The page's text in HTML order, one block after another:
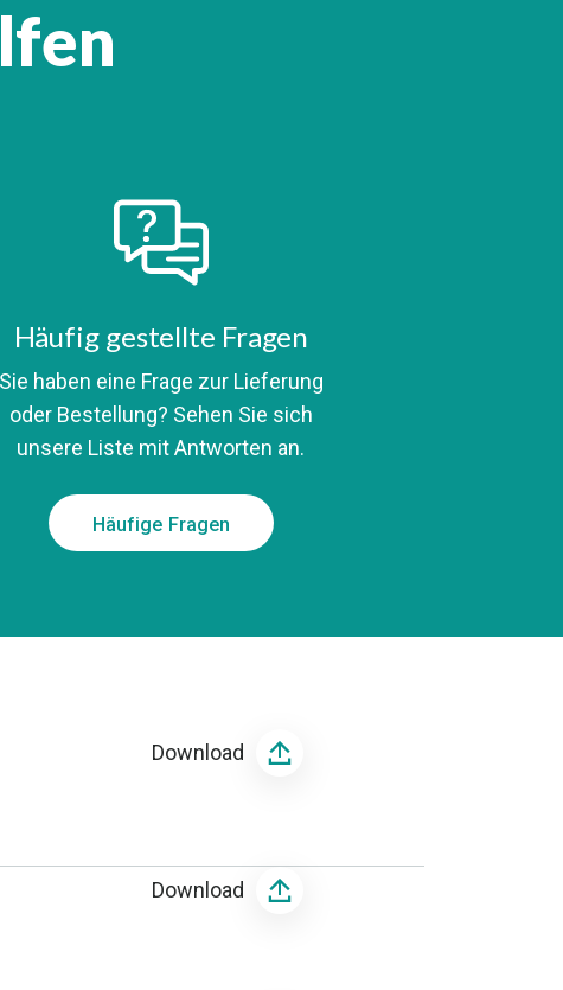
Häufig gestellte Fragen
Sie haben eine Frage zur Lieferung
oder Bestellung? Sehen Sie sich
unsere Liste mit Antworten an.
Häufige Fragen
Download
Download